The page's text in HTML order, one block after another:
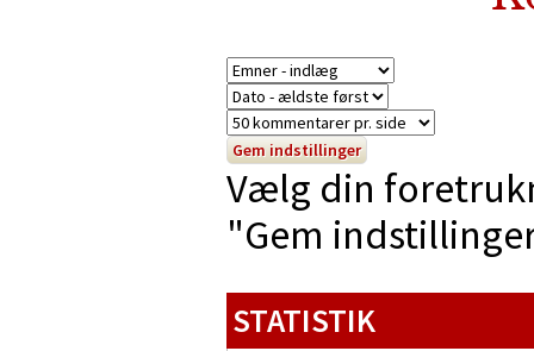
Vælg din
"Gem
STATISTIK